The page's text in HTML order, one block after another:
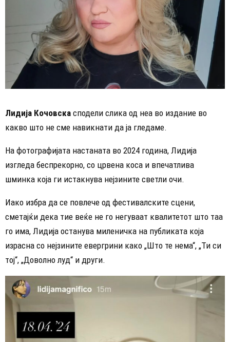
Лидија Кочовска сподели слика од неа во издание во
какво што не сме навикнати да ја гледаме.
На фотографијата настаната во 2024 година, Лидија
изгледа беспрекорно, со црвена коса и впечатлива
шминка која ги истакнува нејзините светли очи.
Иако избра да се повлече од фестивалските сцени,
сметајќи дека тие веќе не го негуваат квалитетот што таа
го има, Лидија останува миленичка на публиката која
израсна со нејзините евергрини како „Што те нема“, „Ти си
тој“, „Доволно луд“ и други.